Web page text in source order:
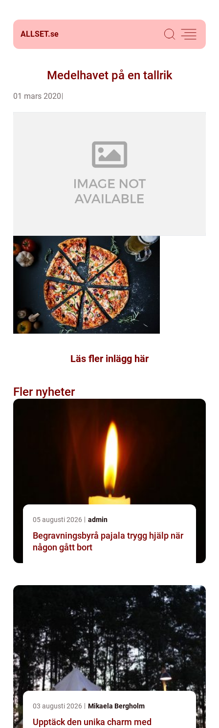
ALLSET.se
Medelhavet på en tallrik
01 mars 2020
Läs fler inlägg här
Fler nyheter
05 augusti 2026 admin
Begravningsbyrå pajala trygg hjälp när
någon gått bort
03 augusti 2026 Mikaela Bergholm
Upptäck den unika charm med